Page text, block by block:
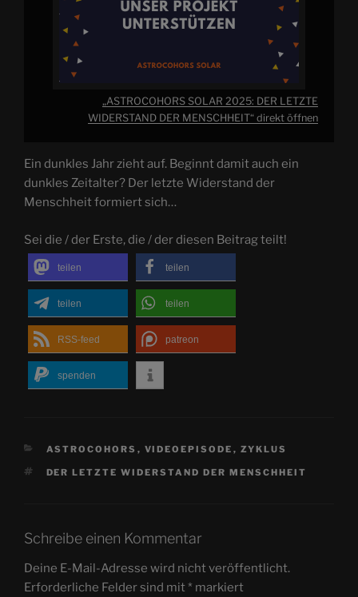
„ASTROCOHORS SOLAR 2025: DER LETZTE
WIDERSTAND DER MENSCHHEIT“ direkt öffnen
Ein dunkles Jahr zieht auf. Beginnt damit auch ein
dunkles Zeitalter? Der letzte Widerstand der
Menschheit formiert sich…
Sei die / der Erste, die / der diesen Beitrag teilt!
teilen teilen
teilen teilen
RSS-feed patreon
spenden
KATEGORIEN
ASTROCOHORS , VIDEOEPISODE , ZYKLUS
SCHLAGWÖRTER
DER LETZTE WIDERSTAND DER MENSCHHEIT
Schreibe einen Kommentar
Deine E-Mail-Adresse wird nicht veröffentlicht.
Erforderliche Felder sind mit* markiert